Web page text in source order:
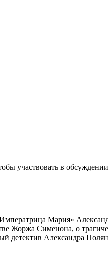
участвовать в
Мария»
Жоржа Сименона, о
детектив Александра